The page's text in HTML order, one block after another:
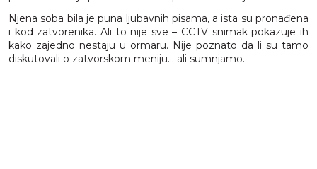
Njena soba bila je puna ljubavnih pisama, a ista su pronađena
i kod zatvorenika. Ali to nije sve – CCTV snimak pokazuje ih
kako zajedno nestaju u ormaru. Nije poznato da li su tamo
diskutovali o zatvorskom meniju... ali sumnjamo.